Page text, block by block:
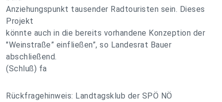
Anziehungspunkt tausender Radtouristen sein. Dieses
Projekt
könnte auch in die bereits vorhandene Konzeption der
"Weinstraße” einfließen”, so Landesrat Bauer
abschließend.
(Schluß) fa
Rückfragehinweis: Landtagsklub der SPÖ NÖ